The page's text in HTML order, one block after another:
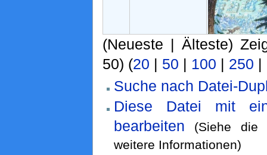
(Neueste | Älteste)
50) (20 | 50 | 100 | 250 |
Suche nach Datei-
Diese Datei mit
bearbeiten
(Siehe die
weitere Informationen)